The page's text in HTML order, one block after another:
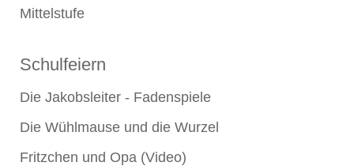
Mittelstufe
Schulfeiern
Die Jakobsleiter - Fadenspiele
Die Wühlmause und die Wurzel
Fritzchen und Opa (Video)